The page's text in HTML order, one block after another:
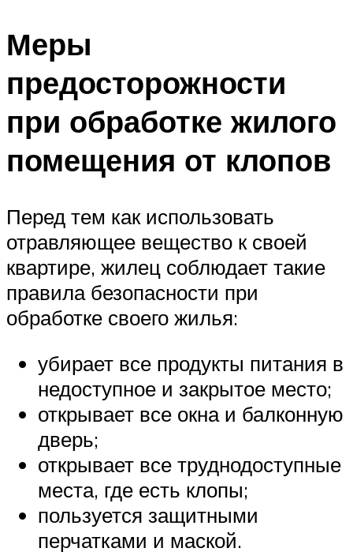
Меры
предосторожности
при обработке жилого
помещения от клопов
Перед тем как использовать
отравляющее вещество к своей
квартире, жилец соблюдает такие
правила безопасности при
обработке своего жилья:
убирает все продукты питания в
недоступное и закрытое место;
открывает все окна и балконную
дверь;
открывает все труднодоступные
места, где есть клопы;
пользуется защитными
перчатками и маской.